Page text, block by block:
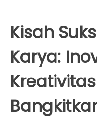
Kisah
Karya: